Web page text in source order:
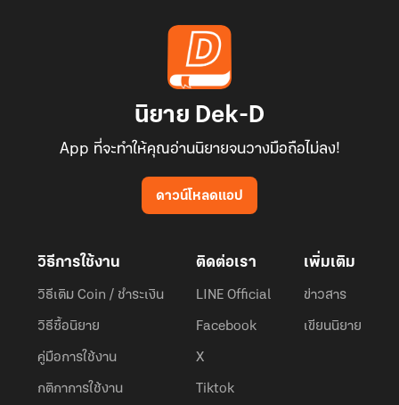
นิยาย Dek-D
App ที่จะทำให้คุณอ่านนิยายจนวางมือถือไม่ลง!
ดาวน์โหลดแอป
วิธีการใช้งาน
วิธีเติม Coin / ชำระเงิน
วิธีซื้อนิยาย
คู่มือการใช้งาน
กติกาการใช้งาน
ติดต่อเรา
LINE Official
Facebook
X
Tiktok
เพิ่มเติม
ข่าวสาร
เขียนนิยาย